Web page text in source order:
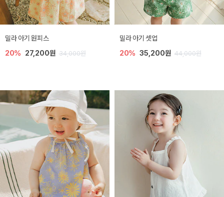
밀라 아기 원피스
20% 27,200원 34,000원
밀라 아기 셋업
20% 35,200원 44,000원